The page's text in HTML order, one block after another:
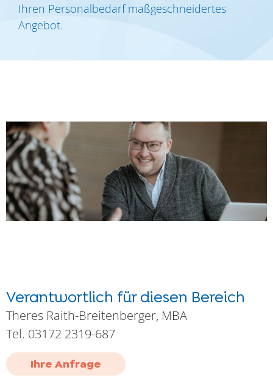
Ihren Personalbedarf maßgeschneidertes
Angebot.
Verantwortlich für diesen Bereich
Theres Raith-Breitenberger, MBA
Tel. 03172 2319-687
Ihre Anfrage